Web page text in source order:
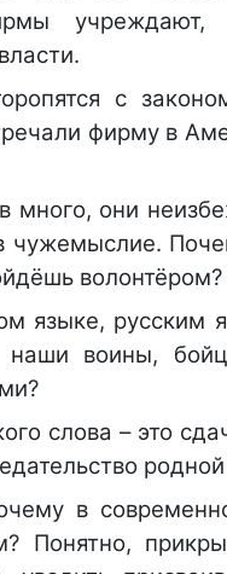
учреждают,
с
фирму в
много, они
чужемыслие.
волонтёром?
языке, русским
воины,
слова – это
в
Понятно,